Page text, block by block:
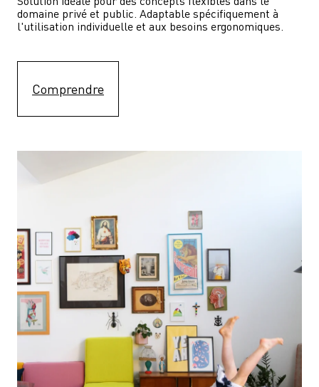
domaine privé et public. Adaptable spécifiquement à
l'utilisation individuelle et aux besoins ergonomiques.
Comprendre